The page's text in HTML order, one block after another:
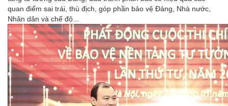
quan điểm sai trái, thù địch, góp phần bảo vệ Đảng, Nhà nước,
Nhân dân và chế độ...